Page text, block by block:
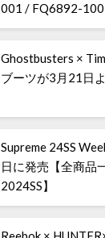
001 / FQ6892-100
Ghostbusters ×
ブーツが3月21日
Supreme 24SS
日に発売【全商品
2024SS】